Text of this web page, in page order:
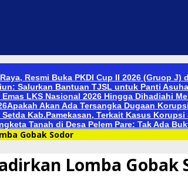
Resmi Buka PKDI Cup II 2026 (Gruop J)
Salurkan Bantuan TJSL untuk Panti
LKS Nasional 2026 Hingga Dihadiahi
Apakah Akan Ada Tersangka Dugaan
Kab.Pamekasan, Terkait Kasus
Tanah di Desa Pelem Pare: Tak Ada
Gobak Sodor
Lomba Gobak